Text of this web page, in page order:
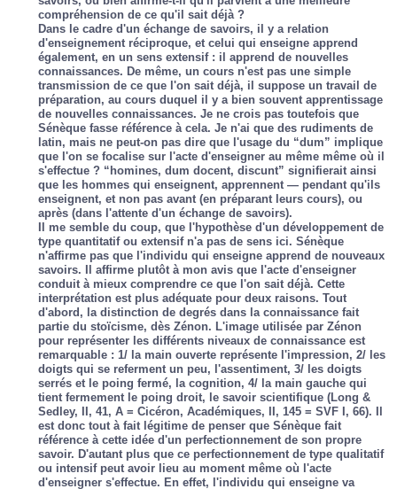
compréhension de ce qu'il sait déjà ?
Dans le cadre d'un échange de savoirs, il y a relation
d'enseignement réciproque, et celui qui enseigne apprend
également, en un sens extensif : il apprend de nouvelles
connaissances. De même, un cours n'est pas une simple
transmission de ce que l'on sait déjà, il suppose un travail de
préparation, au cours duquel il y a bien souvent apprentissage
de nouvelles connaissances. Je ne crois pas toutefois que
Sénèque fasse référence à cela. Je n'ai que des rudiments de
latin, mais ne peut-on pas dire que l'usage du “dum” implique
que l'on se focalise sur l'acte d'enseigner au même même où il
s'effectue ? “homines, dum docent, discunt” signifierait ainsi
que les hommes qui enseignent, apprennent — pendant qu'ils
enseignent, et non pas avant (en préparant leurs cours), ou
après (dans l'attente d'un échange de savoirs).
Il me semble du coup, que l'hypothèse d'un développement de
type quantitatif ou extensif n'a pas de sens ici. Sénèque
n'affirme pas que l'individu qui enseigne apprend de nouveaux
savoirs. Il affirme plutôt à mon avis que l'acte d'enseigner
conduit à mieux comprendre ce que l'on sait déjà. Cette
interprétation est plus adéquate pour deux raisons. Tout
d'abord, la distinction de degrés dans la connaissance fait
partie du stoïcisme, dès Zénon. L'image utilisée par Zénon
pour représenter les différents niveaux de connaissance est
remarquable : 1/ la main ouverte représente l'impression, 2/ les
doigts qui se referment un peu, l'assentiment, 3/ les doigts
serrés et le poing fermé, la cognition, 4/ la main gauche qui
tient fermement le poing droit, le savoir scientifique (Long &
Sedley, II, 41, A = Cicéron, Académiques, II, 145 = SVF I, 66). Il
est donc tout à fait légitime de penser que Sénèque fait
référence à cette idée d'un perfectionnement de son propre
savoir. D'autant plus que ce perfectionnement de type qualitatif
ou intensif peut avoir lieu au moment même où l'acte
d'enseigner s'effectue. En effet, l'individu qui enseigne va